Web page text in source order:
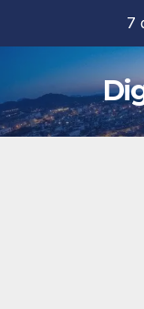
contenido
7